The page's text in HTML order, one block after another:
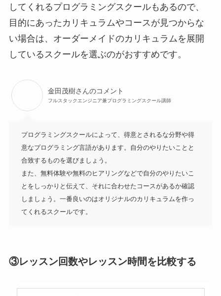
してくれるプログラミングスクールもあるので、
目的にあったカリキュラムやコースが見つからな
い場合は、オーダーメイドのカリキュラムを展開
しているスクールを選ぶのがおすすめです。
金田茂樹さんのコメント
フルスタックエンジニア兼プログラミングスクール講師
プログラミングスクールによって、得意とされるな分野や得
意なプログラミング言語があります。自分のやりたいことと
合致するものを選びましょう。
また、無料体験や無料のヒアリングなどで自分のやりたいこ
とをしっかりと伝えて、それに合わせたコースがあるか確認
しましょう。一番良いのはオリジナルのカリキュラムを作っ
てくれるスクールです。
③レッスン回数やレッスン時間を比較する